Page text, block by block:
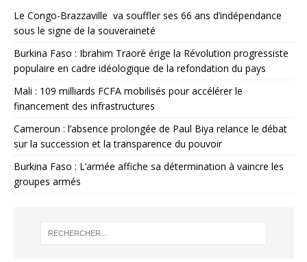
Le Congo-Brazzaville va souffler ses 66 ans d’indépendance
sous le signe de la souveraineté
Burkina Faso : Ibrahim Traoré érige la Révolution progressiste
populaire en cadre idéologique de la refondation du pays
Mali : 109 milliards FCFA mobilisés pour accélérer le
financement des infrastructures
Cameroun : l’absence prolongée de Paul Biya relance le débat
sur la succession et la transparence du pouvoir
Burkina Faso : L’armée affiche sa détermination à vaincre les
groupes armés